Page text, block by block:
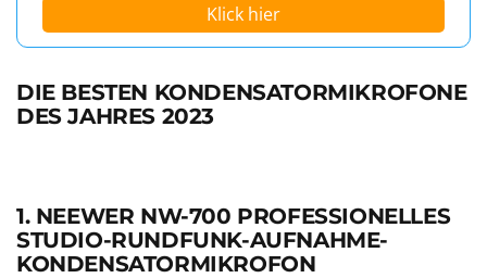
Klick hier
DIE BESTEN KONDENSATORMIKROFONE
DES JAHRES 2023
1. NEEWER NW-700 PROFESSIONELLES
STUDIO-RUNDFUNK-AUFNAHME-
KONDENSATORMIKROFON